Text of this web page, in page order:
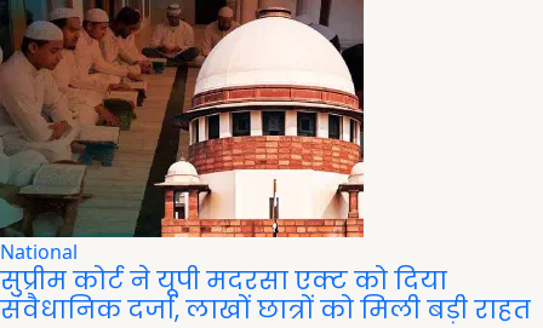
National
सुप्रीम कोर्ट ने यूपी मदरसा एक्ट को दिया
संवैधानिक दर्जा, लाखों छात्रों को मिली बड़ी राहत